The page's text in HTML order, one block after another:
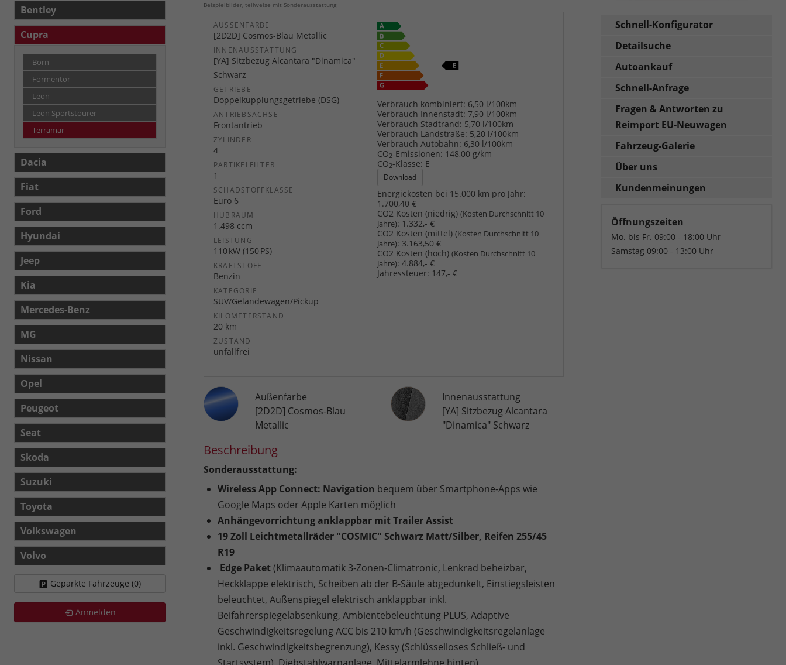
Beispielbilder, teilweise mit Sonderausstattung
AUSSENFARBE
[2D2D] Cosmos-Blau Metallic
INNENAUSSTATTUNG
[YA] Sitzbezug Alcantara "Dinamica"
Schwarz
GETRIEBE
Doppelkupplungsgetriebe (DSG)
ANTRIEBSACHSE
Frontantrieb
ZYLINDER
4
PARTIKELFILTER
1
SCHADSTOFFKLASSE
Euro 6
HUBRAUM
1.498 ccm
LEISTUNG
110 kW (150 PS)
KRAFTSTOFF
Benzin
KATEGORIE
SUV/Geländewagen/Pickup
KILOMETERSTAND
20 km
ZUSTAND
unfallfrei
Verbrauch kombiniert: 6,50 l/100km
Verbrauch Innenstadt: 7,90 l/100km
Verbrauch Stadtrand: 5,70 l/100km
Verbrauch Landstraße: 5,20 l/100km
Verbrauch Autobahn: 6,30 l/100km
CO2-Emissionen: 148,00 g/km
CO2-Klasse: E
Download
Energiekosten bei 15.000 km pro Jahr:
1.700,40 €
CO2 Kosten (niedrig)(Kosten Durchschnitt 10
Jahre): 1.332,- €
CO2 Kosten (mittel)(Kosten Durchschnitt 10
Jahre): 3.163,50 €
CO2 Kosten (hoch)(Kosten Durchschnitt 10
Jahre): 4.884,- €
Jahressteuer: 147,- €
Außenfarbe
[2D2D] Cosmos-Blau
Metallic
InnenausstattungInnenausstattung
[YA] Sitzbezug Alcantara
"Dinamica" Schwarz
Beschreibung
Sonderausstattung:
Wireless App Connect: Navigation bequem über Smartphone-Apps wie
Google Maps oder Apple Karten möglich
Anhängevorrichtung anklappbar mit Trailer Assist
19 Zoll Leichtmetallräder "COSMIC" Schwarz Matt/Silber, Reifen 255/45
R19
Edge Paket(Klimaautomatik 3-Zonen-Climatronic, Lenkrad beheizbar,
Heckklappe elektrisch, Scheiben ab der B-Säule abgedunkelt, Einstiegsleisten
beleuchtet, Außenspiegel elektrisch anklappbar inkl.
Beifahrerspiegelabsenkung, Ambientebeleuchtung PLUS, Adaptive
Geschwindigkeitsregelung ACC bis 210 km/h (Geschwindigkeitsregelanlage
inkl. Geschwindigkeitsbegrenzung), Kessy (Schlüsselloses Schließ- und
Bentley
Cupra
Born
Formentor
Leon
Leon Sportstourer
Terramar
Dacia
Fiat
Ford
Hyundai
Jeep
Kia
Mercedes-Benz
MG
Nissan
Opel
Peugeot
Seat
Skoda
Suzuki
Toyota
Volkswagen
Volvo
Geparkte Fahrzeuge (0)
Anmelden
Schnell-Konfigurator
Detailsuche
Autoankauf
Schnell-Anfrage
Fragen & Antworten zu
Reimport EU-Neuwagen
Fahrzeug-Galerie
Über uns
Kundenmeinungen
Öffnungszeiten
Mo. bis Fr. 09:00 - 18:00 Uhr
Samstag 09:00 - 13:00 Uhr